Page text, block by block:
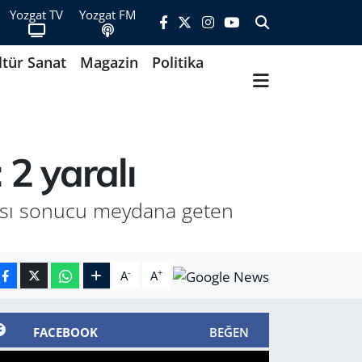
Yozgat TV Yozgat FM
Sanat Magazin
Politika
yaralı
sonucu meydana geten
A- A+
FACEBOOK BEĞEN